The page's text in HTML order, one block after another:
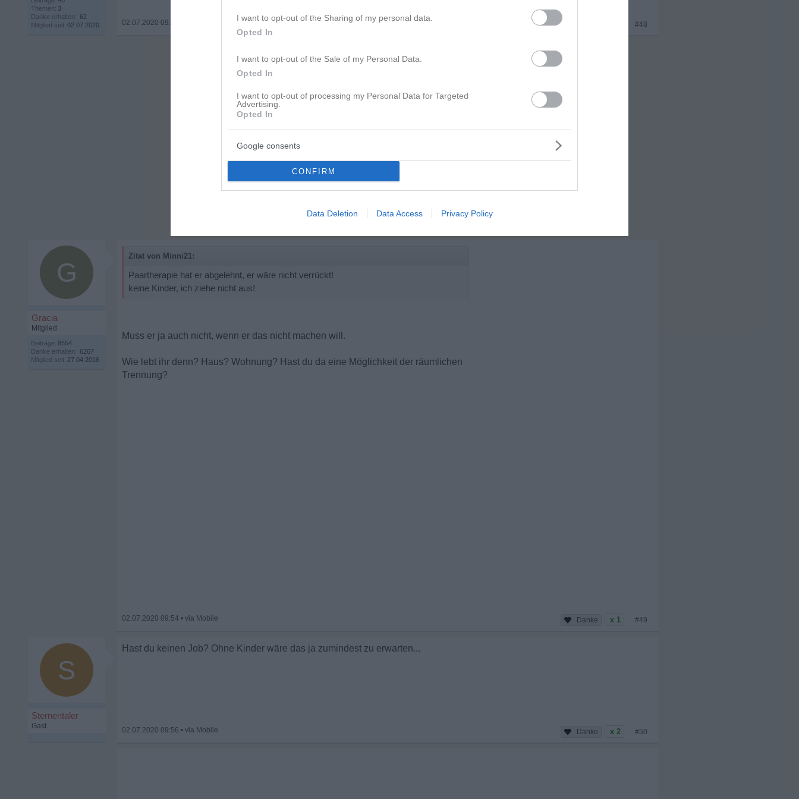
I want to opt-out of the Sharing of my personal data.
Opted In
I want to opt-out of the Sale of my Personal Data.
Opted In
I want to opt-out of processing my Personal Data for Targeted
Advertising.
Opted In
Google consents
CONFIRM
Data Deletion Data Access Privacy Policy
Themen: 3
Danke erhalten: 62
Mitglied seit: 02.07.2020 02.07.2020 09:54 #48
G
Gracia
Mitglied
Beiträge: 8554
Danke erhalten: 6267
Mitglied seit: 27.04.2016
Zitat von Minni21:
Paartherapie hat er abgelehnt, er wäre nicht verrückt!
keine Kinder, ich ziehe nicht aus!
Muss er ja auch nicht, wenn er das nicht machen will.
Wie lebt ihr denn? Haus? Wohnung? Hast du da eine Möglichkeit der räumlichen
Trennung?
02.07.2020 09:54 • x 1 #49
S
Sternentaler
Gast
Hast du keinen Job? Ohne Kinder wäre das ja zumindest zu erwarten...
02.07.2020 09:56 • x 2 #50